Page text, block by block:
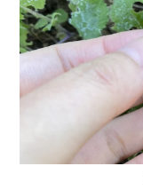
有
効
活
用！
ス
ラ